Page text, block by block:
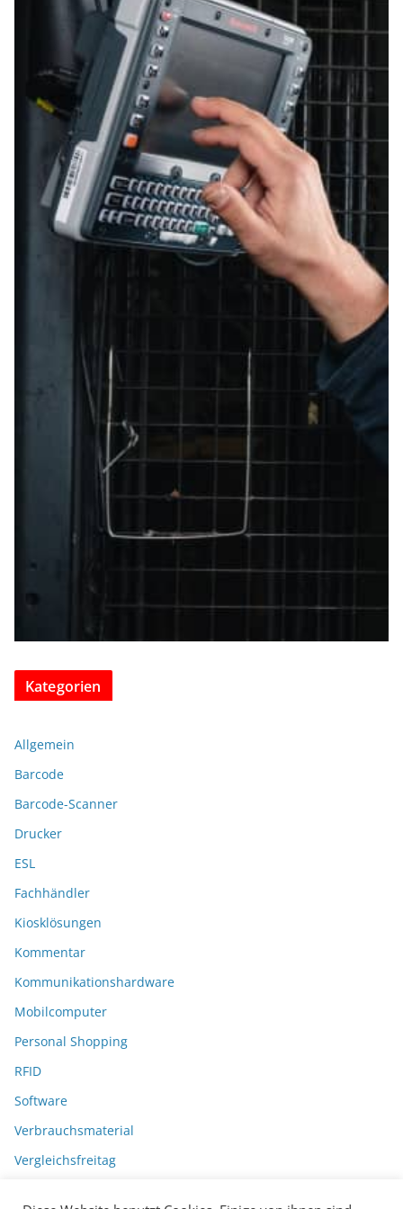
Kategorien
Allgemein
Barcode
Barcode-Scanner
Drucker
ESL
Fachhändler
Kiosklösungen
Kommentar
Kommunikationshardware
Mobilcomputer
Personal Shopping
RFID
Software
Verbrauchsmaterial
Vergleichsfreitag